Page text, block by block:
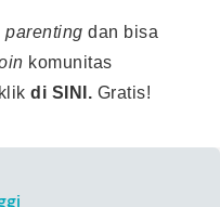
parenting dan bisa
komunitas
di SINI. Gratis!